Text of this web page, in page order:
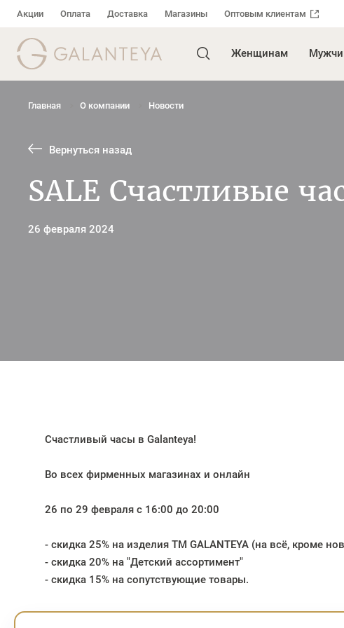
Акции Оплата Доставка Магазины Оптовым клиентам
Женщинам
Главная О компании Новости
Вернуться назад
SALE Счастливые
26 февраля 2024
Счастливый часы в Galanteya!
Во всех фирменных магазинах и онлайн
26 по 29 февраля с 16:00 до 20:00
- скидка 25% на изделия ТМ GALANTEYA (на всё, кроме
- скидка 20% на "Детский ассортимент"
- скидка 15% на сопутствующие товары.